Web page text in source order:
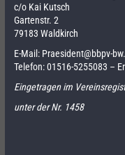
c/o Kai Kutsch
Gartenstr. 2
79183 Waldkirch
E-Mail: Praesident@bbpv-
Telefon:01516-5255083 –
Eingetragen im
unter der Nr. 1458